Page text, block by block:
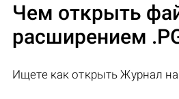
Чем открыть
расширением
Ищете как открыть Журнал